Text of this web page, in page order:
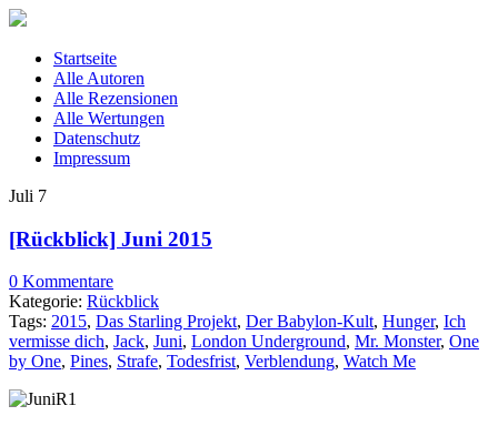
Startseite
Alle Autoren
Alle Rezensionen
Alle Wertungen
Datenschutz
Impressum
Juli 7
[Rückblick] Juni 2015
0 Kommentare
Kategorie: Rückblick
Tags: 2015, Das Starling Projekt, Der Babylon-Kult, Hunger, Ich
vermisse dich, Jack, Juni, London Underground, Mr. Monster, One
by One, Pines, Strafe, Todesfrist, Verblendung, Watch Me